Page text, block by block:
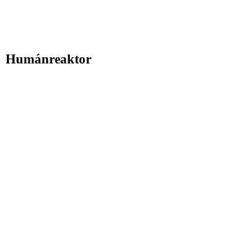
Humánreaktor